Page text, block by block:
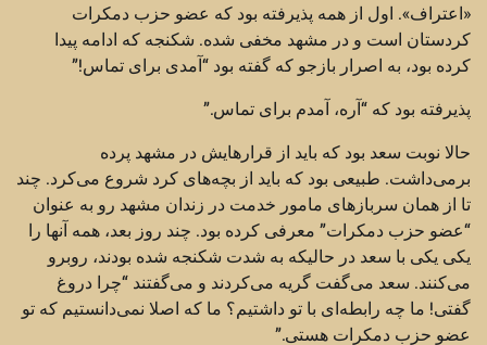
«اعتراف». اول از همه پذیرفته بود که عضو حزب دمکرات
کردستان است و در مشهد مخفی شده. شکنجه که ادامه پیدا
کرده بود، به اصرار بازجو که گفته بود “آمدی برای تماس!”
پذیرفته بود که “آره، آمدم برای تماس.”
حالا نوبت سعد بود که باید از قرارهایش در مشهد پرده
برمی‌داشت. طبیعی بود که باید از بچه‌های کرد شروع می‌کرد. چند
تا از همان سربازهای مامور خدمت در زندان مشهد رو به عنوان
“عضو حزب دمکرات” معرفی کرده بود. چند روز بعد، همه آنها را
یکی یکی با سعد در حالیکه به شدت شکنجه شده بودند، روبرو
می‌کنند. سعد می‌گفت گریه می‌کردند و می‌گفتند “چرا دروغ
گفتی! ما چه رابطه‌ای با تو داشتیم؟ ما که اصلا نمی‌دانستیم که تو
عضو حزب دمکرات هستی.”